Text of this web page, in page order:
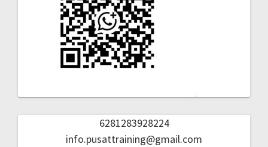
6281283928224
info.pusattraining@gmail.com